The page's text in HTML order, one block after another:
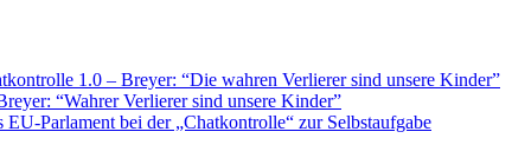
1.0 – Breyer: “Die wahren Verlierer sind unsere Kinder”
“Wahrer Verlierer sind unsere Kinder”
Parlament bei der „Chatkontrolle“ zur Selbstaufgabe